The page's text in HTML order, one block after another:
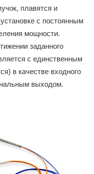
плавятся и
с постоянным
мощности.
заданного
с единственным
в качестве входного
выходом.